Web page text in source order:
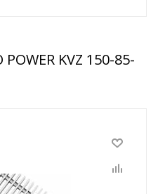
KVZ 150-85-